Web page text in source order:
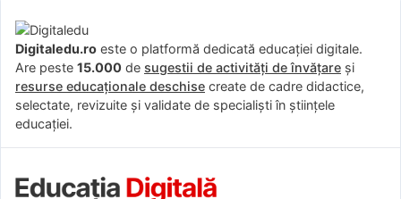
Digitaledu.ro este o platformă dedicată educației digitale.
Are peste 15.000 de sugestii de activități de învățare și
resurse educaționale deschise create de cadre didactice,
selectate, revizuite și validate de specialiști în științele
educației.